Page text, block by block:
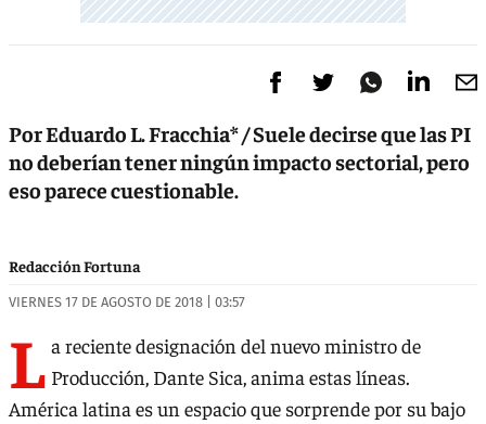
Por Eduardo L. Fracchia* / Suele decirse que las PI
no deberían tener ningún impacto sectorial, pero
eso parece cuestionable.
Redacción Fortuna
VIERNES 17 DE AGOSTO DE 2018 | 03:57
L a reciente designación del nuevo ministro de
Producción, Dante Sica, anima estas líneas.
América latina es un espacio que sorprende por su bajo